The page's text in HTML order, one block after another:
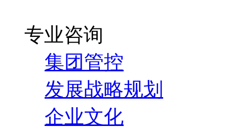
专业咨询
集团管控
发展战略规划
企业文化